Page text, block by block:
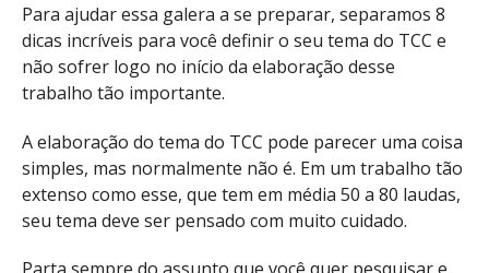
Para ajudar essa galera a se preparar, separamos 8
dicas incríveis para você definir o seu tema do TCC e
não sofrer logo no início da elaboração desse
trabalho tão importante.
A elaboração do tema do TCC pode parecer uma coisa
simples, mas normalmente não é. Em um trabalho tão
extenso como esse, que tem em média 50 a 80 laudas,
seu tema deve ser pensado com muito cuidado.